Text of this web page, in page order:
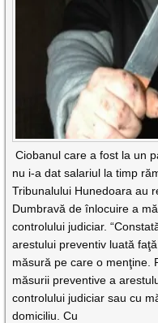
Ciobanul care a fost la un
nu i-a dat salariul la timp
Tribunalului Hunedoara au
Dumbravă de înlocuire a
controlului judiciar.
arestului preventiv luată
măsură pe care o menţine.
măsurii preventive a
controlului judiciar sau cu
domiciliu. Cu